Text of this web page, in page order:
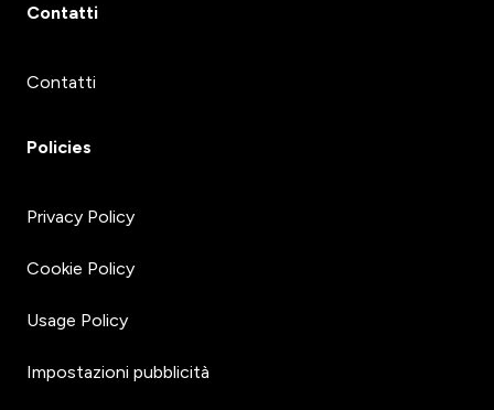
Contatti
Contatti
Policies
Privacy Policy
Cookie Policy
Usage Policy
Impostazioni pubblicità